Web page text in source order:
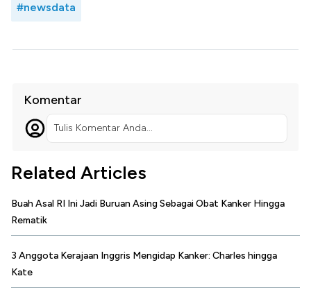
#newsdata
Komentar
Tulis Komentar Anda...
Related Articles
Buah Asal RI Ini Jadi Buruan Asing Sebagai Obat Kanker Hingga
Rematik
3 Anggota Kerajaan Inggris Mengidap Kanker: Charles hingga
Kate